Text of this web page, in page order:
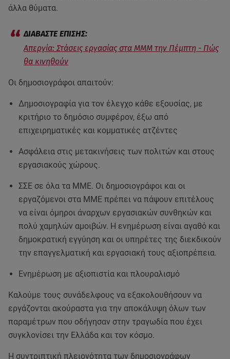
άλλα θύματα.
Απεργία: Στάσεις εργασίας στα ΜΜΜ την Πέμπτη - Πώς
θα κινηθούν
Οι δημοσιογράφοι απαιτούν:
Δημοσιογραφία για τον έλεγχο κάθε εξουσίας, με
κριτήριο το δημόσιο συμφέρον, έξω από
επιχειρηματικές και κομματικές ατζέντες
Ασφάλεια στις μετακινήσεις των πολιτών και στους
εργασιακούς χώρους.
ΣΣΕ σε όλα τα ΜΜΕ. Οι δημοσιογράφοι και οι
εργαζόμενοι στα ΜΜΕ πρέπει να πάψουν επιτέλους
να είναι όμηροι άναρχων εργασιακών συνθηκών και
πολύ χαμηλών αμοιβών. Η ενημέρωση είναι αγαθό και
δημοκρατική εγγύηση και οι υπηρέτες της διεκδικούν
την επαγγελματική και εργασιακή τους αξιοπρέπεια.
Ενημέρωση με αξιοπιστία και πλουραλισμό
Καλούμε τους συνάδελφους να εξακολουθήσουν να
εργάζονται ακούραστα για την αποκάλυψη όλων των
παραμέτρων που οδήγησαν στην τραγωδία που έχει
συγκλονίσει την Ελλάδα και τον κόσμο.
Η συντριπτική πλειονότητα των δημοσιογράφων